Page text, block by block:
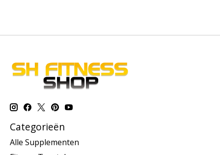
Categorieën
Alle Supplementen